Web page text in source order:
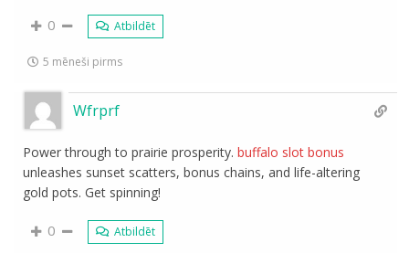
0 Atbildēt
5 mēneši pirms
Wfrprf
Power through to prairie prosperity.buffalo slot bonus
unleashes sunset scatters, bonus chains, and life-altering
gold pots. Get spinning!
0 Atbildēt